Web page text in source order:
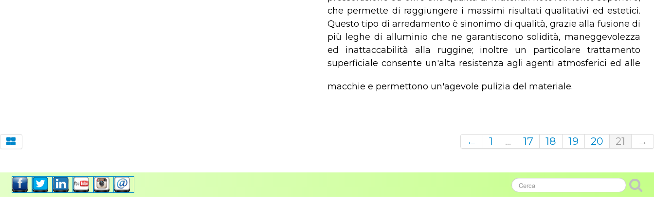
che permette di raggiungere i massimi risultati qualitativi ed estetici.
Questo tipo di arredamento è sinonimo di qualità, grazie alla fusione di
più leghe di alluminio che ne garantiscono solidità, maneggevolezza
ed inattaccabilità alla ruggine; inoltre un particolare trattamento
superficiale consente un'alta resistenza agli agenti atmosferici ed alle
macchie e permettono un'agevole pulizia del materiale.
← 1 ... 17 18 19 20 21 →